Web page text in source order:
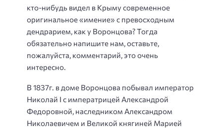
кто-нибудь видел в Крыму современное
оригинальное «имение» с превосходным
дендрарием, как у Воронцова? Тогда
обязательно напишите нам, оставьте,
пожалуйста, комментарий, это очень
интересно.
В 1837г. в доме Воронцова побывал император
Николай I с императрицей Александрой
Федоровной, наследником Александром
Николаевичем и Великой княгиней Марией